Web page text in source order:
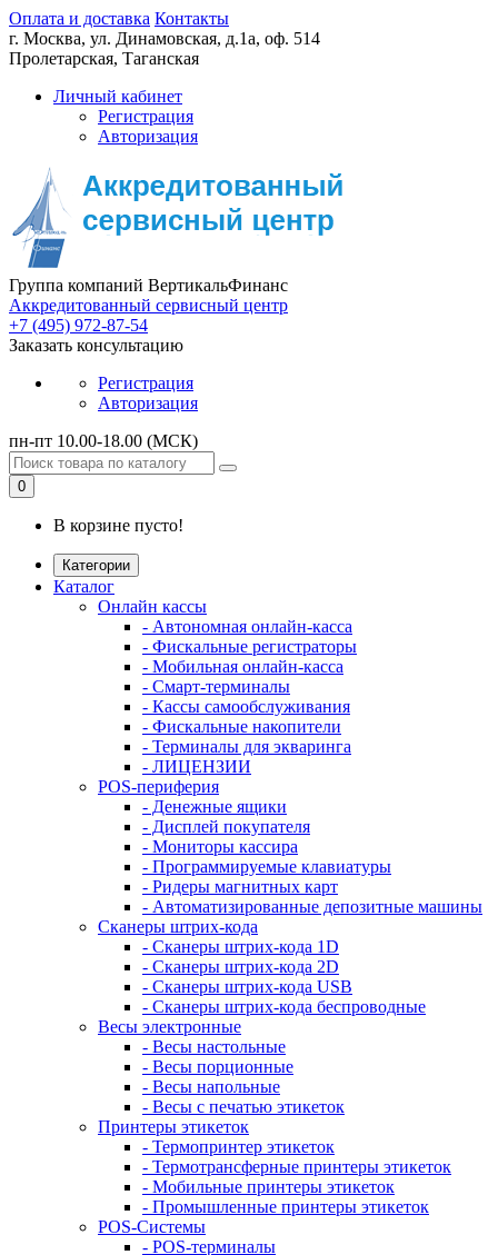
Оплата и доставка Контакты
г. Москва, ул. Динамовская, д.1а, оф. 514
Пролетарская, Таганская
Личный кабинет
Регистрация
Авторизация
Группа компаний ВертикальФинанс
Аккредитованный сервисный центр
+7 (495) 972-87-54
Заказать консультацию
Регистрация
Авторизация
пн-пт 10.00-18.00 (МСК)
0
В корзине пусто!
Категории
Каталог
Онлайн кассы
- Автономная онлайн-касса
- Фискальные регистраторы
- Мобильная онлайн-касса
- Смарт-терминалы
- Кассы самообслуживания
- Фискальные накопители
- Терминалы для экваринга
- ЛИЦЕНЗИИ
POS-периферия
- Денежные ящики
- Дисплей покупателя
- Мониторы кассира
- Программируемые клавиатуры
- Ридеры магнитных карт
- Автоматизированные депозитные машины
Сканеры штрих-кода
- Сканеры штрих-кода 1D
- Сканеры штрих-кода 2D
- Сканеры штрих-кода USB
- Сканеры штрих-кода беспроводные
Весы электронные
- Весы настольные
- Весы порционные
- Весы напольные
- Весы с печатью этикеток
Принтеры этикеток
- Термопринтер этикеток
- Термотрансферные принтеры этикеток
- Мобильные принтеры этикеток
- Промышленные принтеры этикеток
POS-Системы
- POS-терминалы